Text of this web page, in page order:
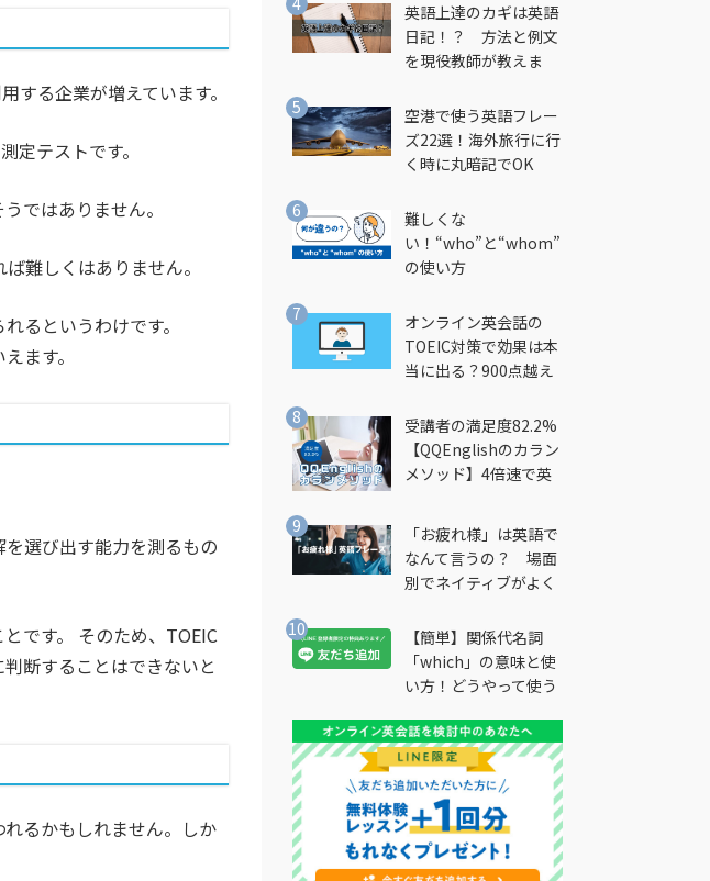
する企業が増えています。
定テストです。
ではありません。
難しくはありません。
るというわけです。
ます。
選び出す能力を測るもの
です。 そのため、TOEIC
断することはできないと
るかもしれません。しか
英語上達のカギは英語
日記！？ 方法と例文
を現役教師が教えま
空港で使う英語フレー
ズ22選！海外旅行に行
く時に丸暗記でOK
難しくな
い！“who”と“whom”
の使い方
オンライン英会話の
TOEIC対策で効果は本
当に出る？900点越え
受講者の満足度82.2%
【QQEnglishのカラン
メソッド】4倍速で英
法とは？
「お疲れ様」は英語で
なんて言うの？ 場面
別でネイティブがよく
説
【簡単】関係代名詞
「which」の意味と使
い方！どうやって使う